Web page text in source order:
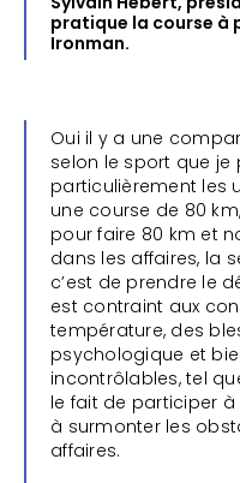
pratique la course à
Ironman.
Oui il y a une
selon le sport que je
particulièrement les
une course de 80
pour faire 80 km et
dans les affaires, la
c’est de prendre le
est contraint aux
température, des
psychologique et
incontrôlables, tel
le fait de participer
à surmonter les
affaires.